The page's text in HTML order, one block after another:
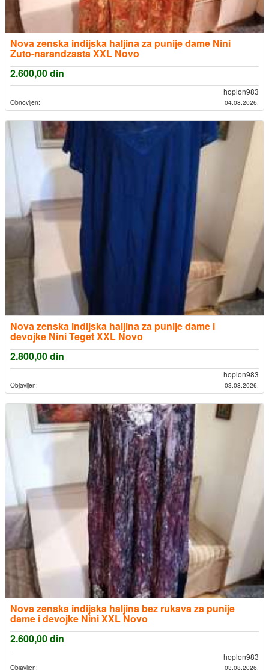
Nova zenska indijska haljina za punije dame Nini
Zuto-narandzasta XXL Novo
2.600,00din
hoplon983
Obnovljen: 04.08.2026.
Nova zenska indijska haljina za punije dame i
devojke Nini Teget XXL Novo
2.800,00din
hoplon983
Objavljen: 03.08.2026.
Nova zenska indijska haljina bez rukava za punije
dame i devojke Nini XXL Novo
2.600,00din
hoplon983
Objavljen: 03.08.2026.